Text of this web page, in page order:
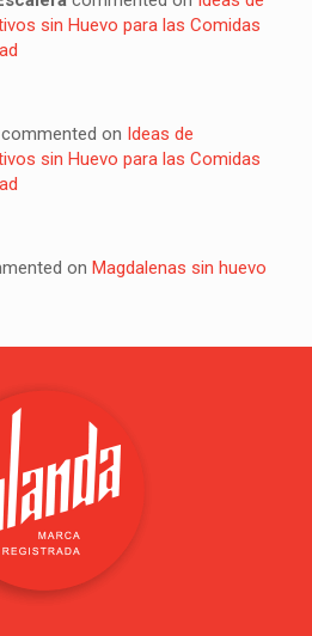
sin Huevo para las Comidas
commented on Ideas de
sin Huevo para las Comidas
on Magdalenas sin huevo